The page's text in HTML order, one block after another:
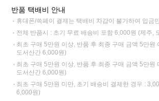
반품 택배비 안내
휴대폰/쓱페이 결제는 택배비 차감이 불가하여 입금
전체 반품시 : 초기 무료 배송비 포함 6,000원 (제주,
최초 구매 5만원 이상, 반품 후 최종 구매 금액 5만원
도서산간 6,000원)
최초 구매 5만원 이상, 반품 후 최종 구매 금액 5만원
도서산간 6,000원)
최초 구매 5만원 미만, 초기 배송비 결제한 경우 :
6,000원)